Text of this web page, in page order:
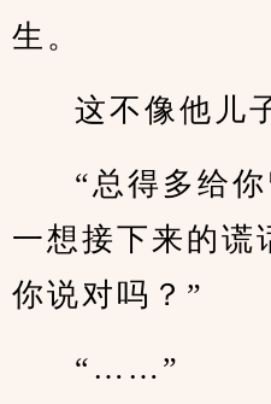
生。
这不像他儿
“总得多给
一想接下来的谎
你说对吗？”
“……”